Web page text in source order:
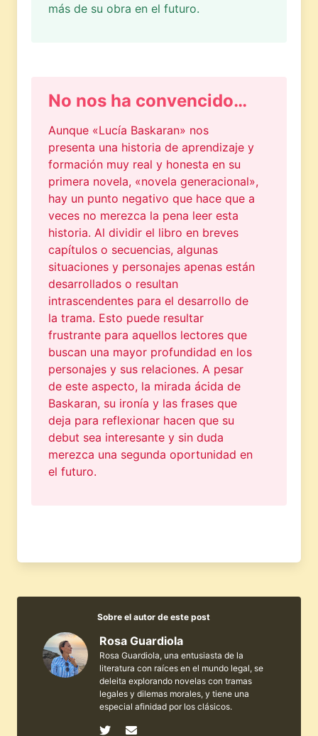
más de su obra en el futuro.
No nos ha convencido…
Aunque «Lucía Baskaran» nos
presenta una historia de aprendizaje y
formación muy real y honesta en su
primera novela, «novela generacional»,
hay un punto negativo que hace que a
veces no merezca la pena leer esta
historia. Al dividir el libro en breves
capítulos o secuencias, algunas
situaciones y personajes apenas están
desarrollados o resultan
intrascendentes para el desarrollo de
la trama. Esto puede resultar
frustrante para aquellos lectores que
buscan una mayor profundidad en los
personajes y sus relaciones. A pesar
de este aspecto, la mirada ácida de
Baskaran, su ironía y las frases que
deja para reflexionar hacen que su
debut sea interesante y sin duda
merezca una segunda oportunidad en
el futuro.
Sobre el autor de este post
Rosa Guardiola
Rosa Guardiola, una entusiasta de la
literatura con raíces en el mundo legal, se
deleita explorando novelas con tramas
legales y dilemas morales, y tiene una
especial afinidad por los clásicos.